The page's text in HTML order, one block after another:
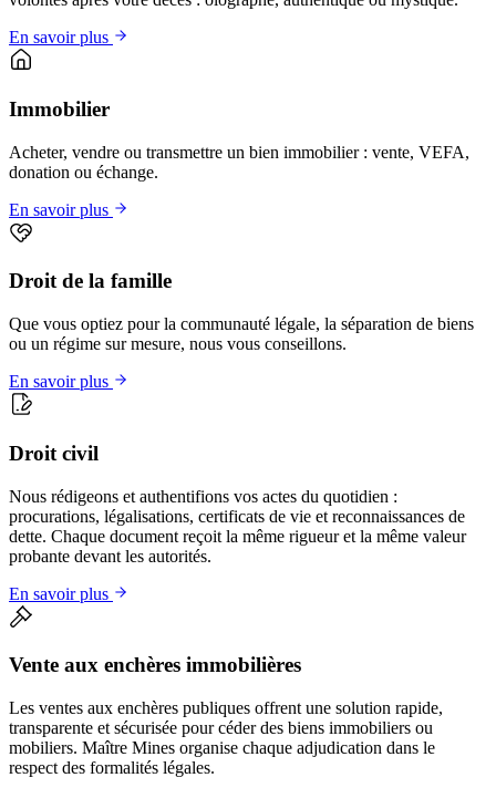
En savoir plus
Immobilier
Acheter, vendre ou transmettre un bien immobilier : vente, VEFA,
donation ou échange.
En savoir plus
Droit de la famille
Que vous optiez pour la communauté légale, la séparation de biens
ou un régime sur mesure, nous vous conseillons.
En savoir plus
Droit civil
Nous rédigeons et authentifions vos actes du quotidien :
procurations, légalisations, certificats de vie et reconnaissances de
dette. Chaque document reçoit la même rigueur et la même valeur
probante devant les autorités.
En savoir plus
Vente aux enchères immobilières
Les ventes aux enchères publiques offrent une solution rapide,
transparente et sécurisée pour céder des biens immobiliers ou
mobiliers. Maître Mines organise chaque adjudication dans le
respect des formalités légales.